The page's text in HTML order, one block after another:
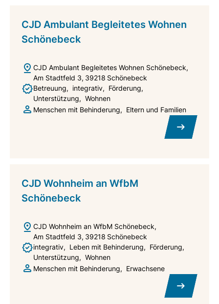
CJD Ambulant Begleitetes Wohnen
Schönebeck
CJD Ambulant Begleitetes Wohnen Schönebeck
Am Stadtfeld 3 39218 Schönebeck
Betreuung
integrativ
Förderung
Unterstützung
Wohnen
Menschen mit Behinderung
Eltern und Familien
CJD Wohnheim an WfbM
Schönebeck
CJD Wohnheim an WfbM Schönebeck
Am Stadtfeld 3 39218 Schönebeck
integrativ
Leben mit Behinderung
Förderung
Unterstützung
Wohnen
Menschen mit Behinderung
Erwachsene